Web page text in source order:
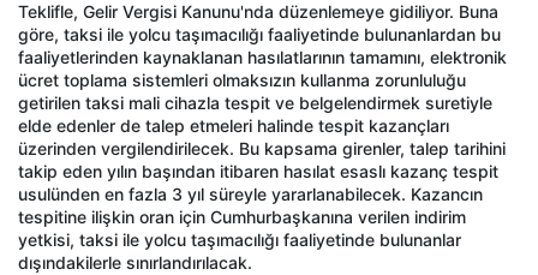
Teklifle, Gelir Vergisi Kanunu'nda düzenlemeye gidiliyor. Buna
göre, taksi ile yolcu taşımacılığı faaliyetinde bulunanlardan bu
faaliyetlerinden kaynaklanan hasılatlarının tamamını, elektronik
ücret toplama sistemleri olmaksızın kullanma zorunluluğu
getirilen taksi mali cihazla tespit ve belgelendirmek suretiyle
elde edenler de talep etmeleri halinde tespit kazançları
üzerinden vergilendirilecek. Bu kapsama girenler, talep tarihini
takip eden yılın başından itibaren hasılat esaslı kazanç tespit
usulünden en fazla 3 yıl süreyle yararlanabilecek. Kazancın
tespitine ilişkin oran için Cumhurbaşkanına verilen indirim
yetkisi, taksi ile yolcu taşımacılığı faaliyetinde bulunanlar
dışındakilerle sınırlandırılacak.